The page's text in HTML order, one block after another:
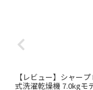
【レビュー】シャー
式洗濯乾燥機 7.0kgモ